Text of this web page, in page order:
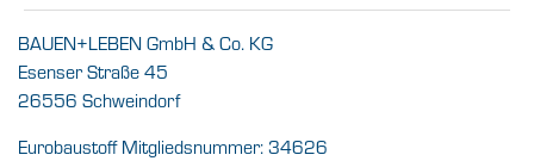
BAUEN+LEBEN GmbH & Co. KG
Esenser Straße 45
26556 Schweindorf
Eurobaustoff Mitgliedsnummer: 34626